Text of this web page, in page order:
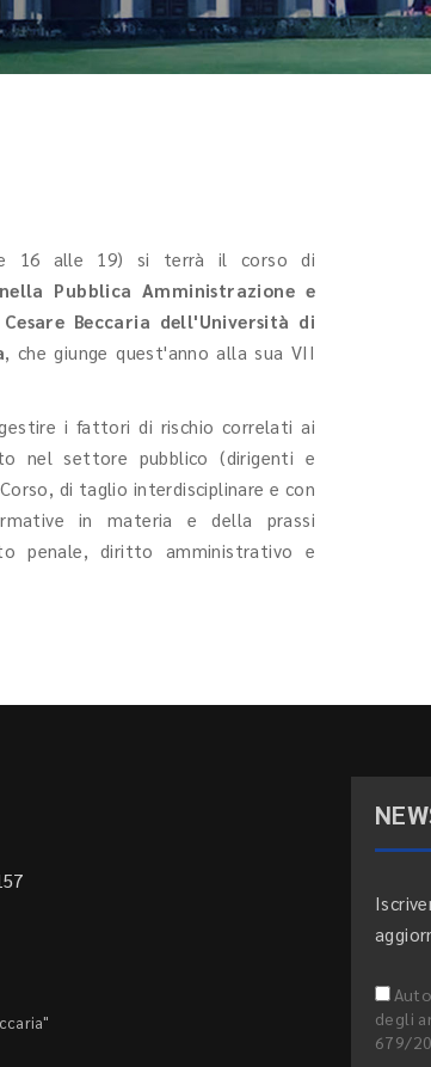
16 alle 19) si terrà il corso di
Pubblica Amministrazione e
Beccaria dell'Università di
, che giunge quest'anno alla sua VII
i fattori di rischio correlati ai
nel settore pubblico (dirigenti e
di taglio interdisciplinare e con
in materia e della prassi
penale, diritto amministrativo e
degli
679/